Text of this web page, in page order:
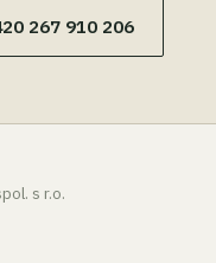
267 910 206
s r.o.